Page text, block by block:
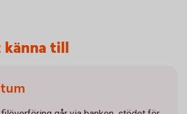
till